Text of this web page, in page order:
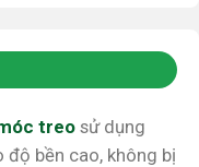
treo sử dụng
độ bền cao, không bị